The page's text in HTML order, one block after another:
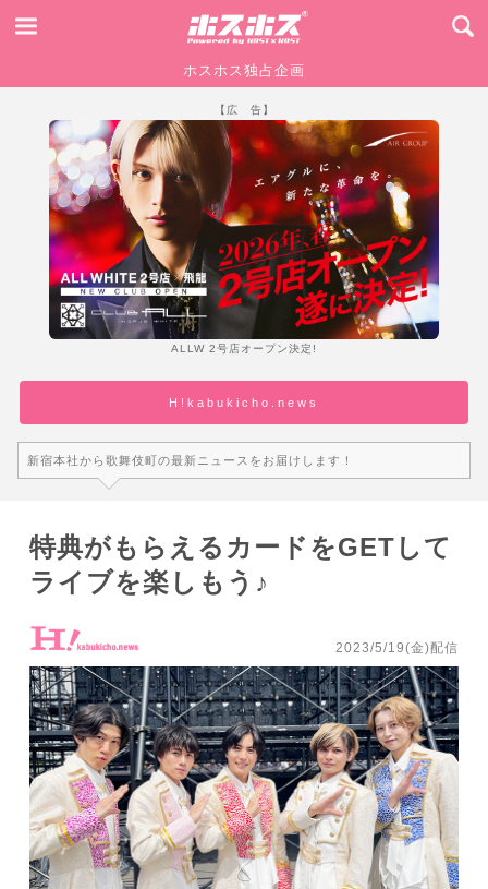
ホスホス独占企画
【広 告】
ALLW 2号店オープン決定!
H!kabukicho.news
新宿本社から歌舞伎町の最新ニュースをお届けします！
特典がもらえるカードをGETして
ライブを楽しもう♪
2023/5/19(金)配信